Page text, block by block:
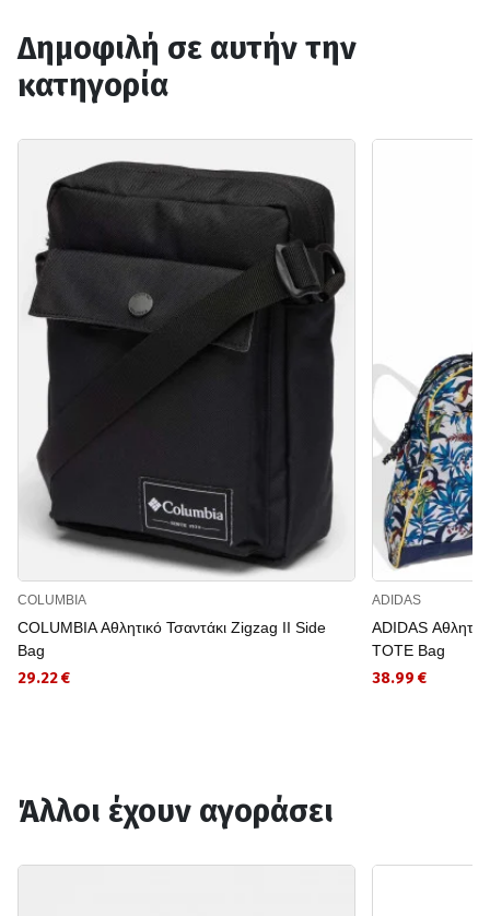
Δημοφιλή σε αυτήν την
κατηγορία
COLUMBIA
COLUMBIA Αθλητικό Τσαντάκι Zigzag II Side
Bag
29.22 €
ADIDAS
ADIDAS
TOTE Bag
38.99 €
Άλλοι έχουν αγοράσει